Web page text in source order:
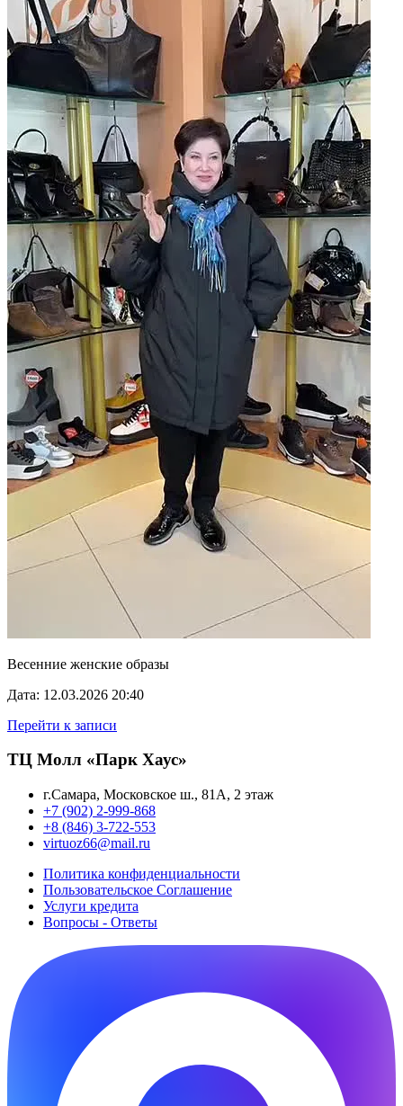
Весенние женские образы
Дата: 12.03.2026 20:40
Перейти к записи
ТЦ Молл «Парк Хаус»
г.Самара, Московское ш., 81А, 2 этаж
+7 (902) 2-999-868
+8 (846) 3-722-553
virtuoz66@mail.ru
Политика конфиденциальности
Пользовательское Cоглашение
Услуги кредита
Вопросы - Ответы